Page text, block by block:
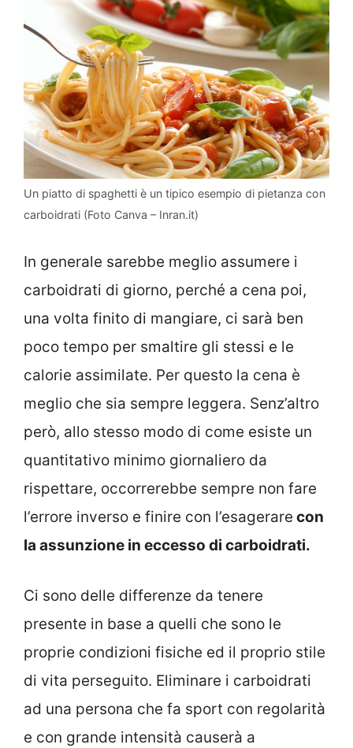
Un piatto di spaghetti è un tipico esempio di pietanza con
carboidrati (Foto Canva – Inran.it)
In generale sarebbe meglio assumere i
carboidrati di giorno, perché a cena poi,
una volta finito di mangiare, ci sarà ben
poco tempo per smaltire gli stessi e le
calorie assimilate. Per questo la cena è
meglio che sia sempre leggera. Senz’altro
però, allo stesso modo di come esiste un
quantitativo minimo giornaliero da
rispettare, occorrerebbe sempre non fare
l’errore inverso e finire con l’esagerare con
la assunzione in eccesso di carboidrati.
Ci sono delle differenze da tenere
presente in base a quelli che sono le
proprie condizioni fisiche ed il proprio stile
di vita perseguito. Eliminare i carboidrati
ad una persona che fa sport con regolarità
e con grande intensità causerà a